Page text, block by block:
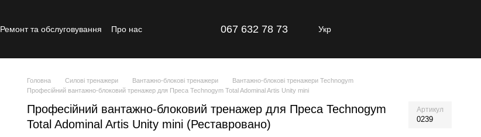
Ремонт та обслуговування
Про нас
067 632 78 73 Укр
Головна Силові тренажери Вантажно-блокові тренажери
Вантажно-блокові тренажери Technogym
Професійний вантажно-блоковий тренажер для Преса Technogym Total Adominal Artis Unity mini
Професійний вантажно-блоковий тренажер для Преса Technogym
Total Adominal Artis Unity mini (Реставровано)
Артикул
0239